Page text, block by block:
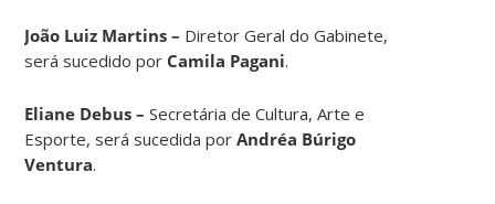
João Luiz Martins – Diretor Geral do Gabinete,
será sucedido por Camila Pagani.
Eliane Debus – Secretária de Cultura, Arte e
Esporte, será sucedida porAndréa Búrigo
Ventura.